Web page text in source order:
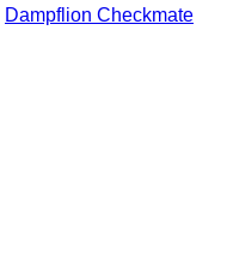
Dampflion Checkmate